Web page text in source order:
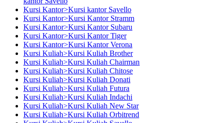
Kursi Kantor>Kursi kantor Savello
Kursi Kantor>Kursi Kantor Stramm
Kursi Kantor>Kursi Kantor Subaru
Kursi Kantor>Kursi Kantor Tiger
Kursi Kantor>Kursi Kantor Verona
Kursi Kuliah>Kursi Kuliah Brother
Kursi Kuliah>Kursi Kuliah Chairman
Kursi Kuliah>Kursi Kuliah Chitose
Kursi Kuliah>Kursi Kuliah Donati
Kursi Kuliah>Kursi Kuliah Futura
Kursi Kuliah>Kursi Kuliah Indachi
Kursi Kuliah>Kursi Kuliah New Star
Kursi Kuliah>Kursi Kuliah Orbitrend